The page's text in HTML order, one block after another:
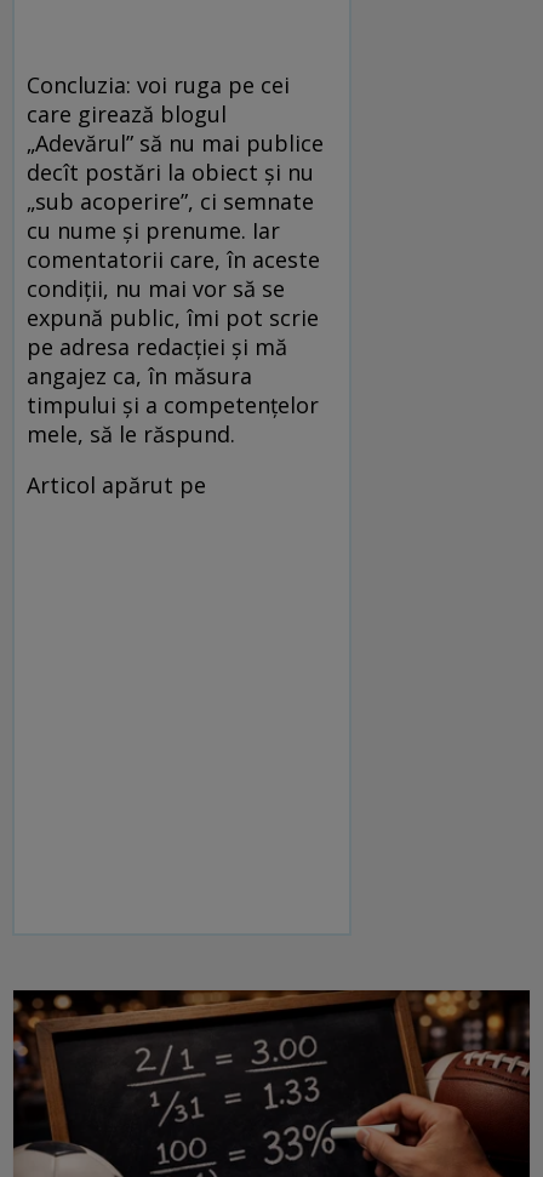
Concluzia: voi ruga pe cei
care girează blogul
„Adevărul” să nu mai publice
decît postări la obiect şi nu
„sub acoperire”, ci semnate
cu nume şi prenume. Iar
comentatorii care, în aceste
condiţii, nu mai vor să se
expună public, îmi pot scrie
pe adresa redacţiei şi mă
angajez ca, în măsura
timpului şi a competenţelor
mele, să le răspund.
Articol apărut pe